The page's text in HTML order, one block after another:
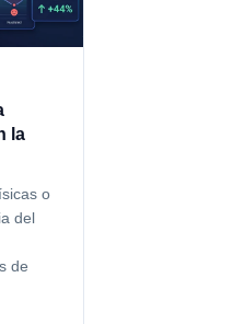
la
o
del
de